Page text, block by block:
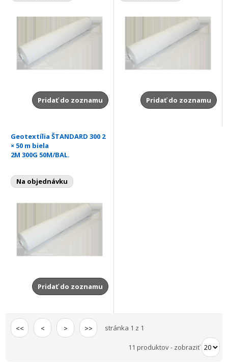
Pridať do zoznamu Pridať do zoznamu
Geotextília ŠTANDARD 300 2
× 50 m biela
2M 300G 50M/BAL.
Na objednávku
Pridať do zoznamu
<< < > >> stránka 1 z 1
11 produktov- zobraziť